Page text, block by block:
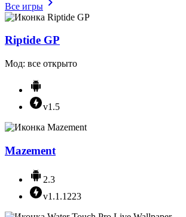
Все игры
Riptide GP
Мод: все открыто
v1.5
Mazement
2.3
v1.1.1223